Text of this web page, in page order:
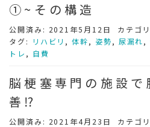
①~その構造
公開済み: 2021年5月12日 カテゴ
タグ:
リハビリ ,体幹, 姿勢, 尿漏れ,
トレ , 自費
脳梗塞専門の施設で
善⁉
公開済み: 2021年4月23日 カテゴ